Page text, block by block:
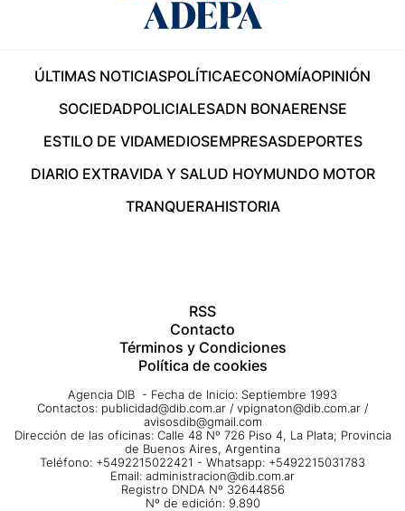
ÚLTIMAS NOTICIASPOLÍTICAECONOMÍAOPINIÓN
SOCIEDADPOLICIALESADN BONAERENSE
ESTILO DE VIDAMEDIOSEMPRESASDEPORTES
DIARIO EXTRAVIDA Y SALUD HOYMUNDO MOTOR
TRANQUERAHISTORIA
RSS
Contacto
Términos y Condiciones
Política de cookies
Agencia DIB - Fecha de Inicio: Septiembre 1993
Contactos: publicidad@dib.com.ar / vpignaton@dib.com.ar /
avisosdib@gmail.com
Dirección de las oficinas: Calle 48 Nº 726 Piso 4, La Plata; Provincia
de Buenos Aires, Argentina
Teléfono: +5492215022421 - Whatsapp: +5492215031783
Email: administracion@dib.com.ar
Registro DNDA Nº 32644856
Nº de edición: 9.890